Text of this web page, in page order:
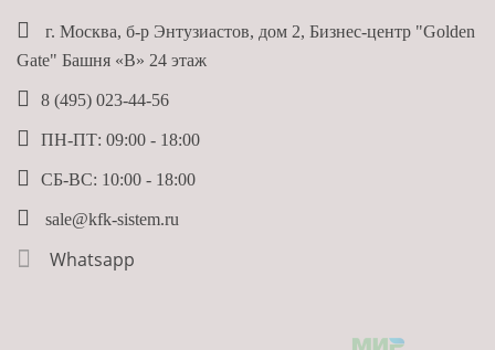
г. Москва, б-р Энтузиастов, дом 2, Бизнес-центр "Golden
Gate" Башня «B» 24 этаж
8 (495) 023-44-56
ПН-ПТ: 09:00 - 18:00
СБ-ВС: 10:00 - 18:00
sale@kfk-sistem.ru
Whatsapp